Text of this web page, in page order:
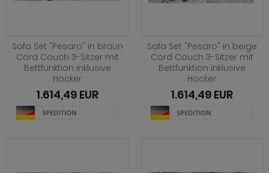
Sofa Set "Pesaro" in braun
Cord Couch 3-Sitzer mit
Bettfunktion inklusive
Hocker
1.614,49 EUR
Sofa Set "Pesaro" in beige
Cord Couch 3-Sitzer mit
Bettfunktion inklusive
Hocker
1.614,49 EUR
Malta
Meadow
Merced weiß-Eiche
Stove Old Style hell
Stove weiß Pinie
Tomaso
Malta
Meadow
Merced weiß
Merced weiß-Eiche
Milla